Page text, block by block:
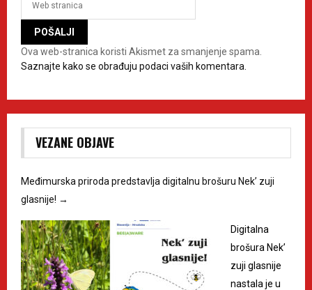
Ova web-stranica koristi Akismet za smanjenje spama.
Saznajte kako se obrađuju podaci vaših komentara.
VEZANE OBJAVE
Međimurska priroda predstavlja digitalnu brošuru Nek’ zuji
glasnije! →
Digitalna
brošura Nek’
zuji glasnije
nastala je u